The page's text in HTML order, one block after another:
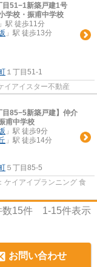
目51−1新築戸建1号
学校・振甫中学校
」駅 徒歩11分
」駅 徒歩13分
１丁目51-1
イアイスター不動産
目85−5新築戸建】仲介
甫中学校
」駅 徒歩9分
」駅 徒歩14分
５丁目85-5
ケイアイプランニング 食
数15件 1-15件表示
お問い合わせ